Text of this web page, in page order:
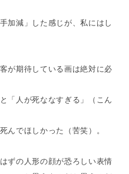
加減」した感じが、私にはし
が期待している画は絶対に必
「人が死ななすぎる」（こん
んでほしかった（苦笑）。
ずの人形の顔が恐ろしい表情